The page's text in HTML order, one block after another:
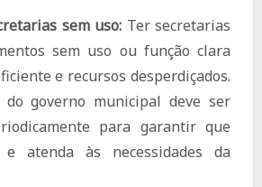
sem uso: Ter secretarias
sem uso ou função clara
e recursos desperdiçados.
governo municipal deve ser
para garantir que
atenda às necessidades da